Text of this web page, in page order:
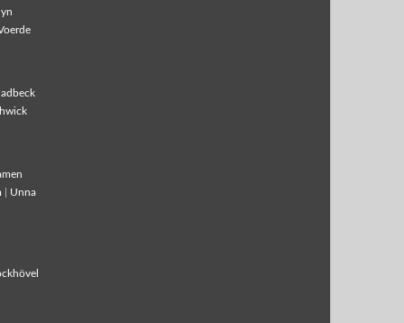
Unna